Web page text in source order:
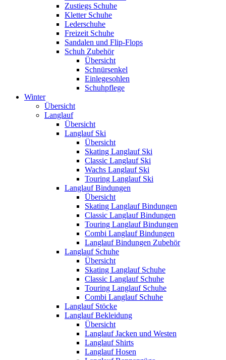
Zustiegs Schuhe
Kletter Schuhe
Lederschuhe
Freizeit Schuhe
Sandalen und Flip-Flops
Schuh Zubehör
Übersicht
Schnürsenkel
Einlegesohlen
Schuhpflege
Winter
Übersicht
Langlauf
Übersicht
Langlauf Ski
Übersicht
Skating Langlauf Ski
Classic Langlauf Ski
Wachs Langlauf Ski
Touring Langlauf Ski
Langlauf Bindungen
Übersicht
Skating Langlauf Bindungen
Classic Langlauf Bindungen
Touring Langlauf Bindungen
Combi Langlauf Bindungen
Langlauf Bindungen Zubehör
Langlauf Schuhe
Übersicht
Skating Langlauf Schuhe
Classic Langlauf Schuhe
Touring Langlauf Schuhe
Combi Langlauf Schuhe
Langlauf Stöcke
Langlauf Bekleidung
Übersicht
Langlauf Jacken und Westen
Langlauf Shirts
Langlauf Hosen